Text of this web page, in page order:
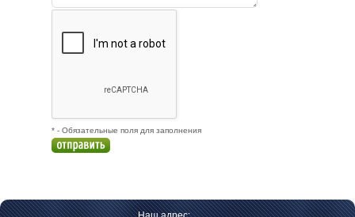
* - Обязательные поля для заполнения